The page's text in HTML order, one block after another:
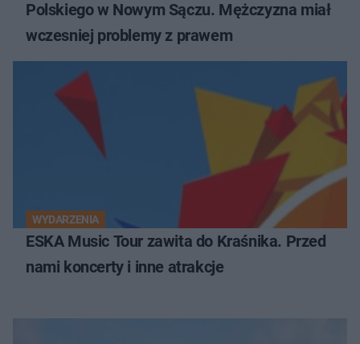
Polskiego w Nowym Sączu. Mężczyzna miał
wczesniej problemy z prawem
WYDARZENIA
ESKA Music Tour zawita do Kraśnika. Przed
nami koncerty i inne atrakcje